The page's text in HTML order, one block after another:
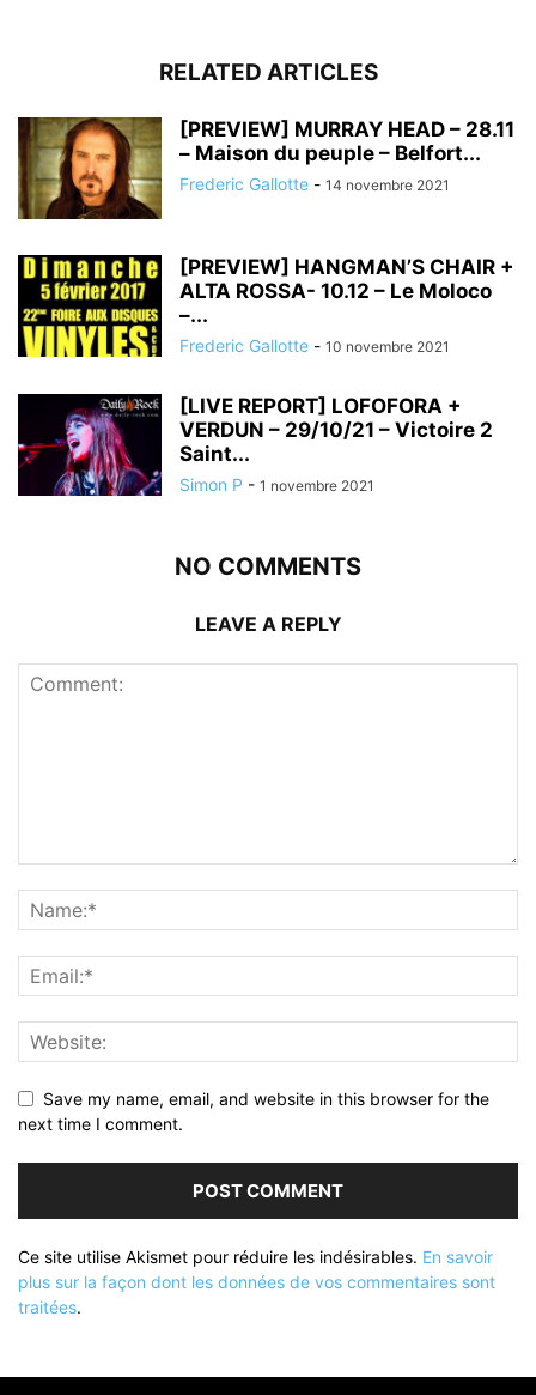
RELATED ARTICLES
[PREVIEW] MURRAY HEAD – 28.11
– Maison du peuple – Belfort...
Frederic Gallotte - 14 novembre 2021
[PREVIEW] HANGMAN’S CHAIR +
ALTA ROSSA- 10.12 – Le Moloco
–...
Frederic Gallotte - 10 novembre 2021
[LIVE REPORT] LOFOFORA +
VERDUN – 29/10/21 – Victoire 2
Saint...
Simon P - 1 novembre 2021
NO COMMENTS
LEAVE A REPLY
Save my name, email, and website in this browser for the
next time I comment.
Ce site utilise Akismet pour réduire les indésirables. En savoir
plus sur la façon dont les données de vos commentaires sont
traitées.